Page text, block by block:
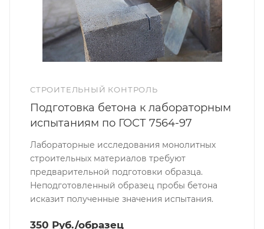
СТРОИТЕЛЬНЫЙ КОНТРОЛЬ
Подготовка бетона к лабораторным
испытаниям по ГОСТ 7564-97
Лабораторные исследования монолитных
строительных материалов требуют
предварительной подготовки образца.
Неподготовленный образец пробы бетона
исказит полученные значения испытания.
350 Руб./образец